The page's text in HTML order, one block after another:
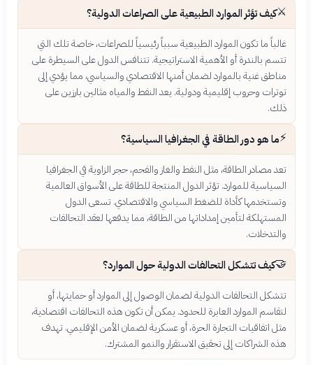
⚔️كيف تؤثر الموارد الطبيعية على الصراعات الدولية؟
غالباً ما تكون الموارد الطبيعية سبباً رئيسياً للصراعات، خاصة تلك التي
تتسم بالندرة أو الأهمية الاستراتيجية. تتنافس الدول على السيطرة على
مناطق غنية بالموارد لضمان أمنها الاقتصادي والسياسي، مما يؤدي إلى
توترات وحروب إقليمية ودولية. يعد النفط والمياه مثالين بارزين على
ذلك.
⚡ما هو دور الطاقة في الجغرافيا السياسية؟
تعد مصادر الطاقة، مثل النفط والغاز والفحم، حجر الزاوية في الجغرافيا
السياسية للموارد. تؤثر الدول المنتجة للطاقة على الأسواق العالمية
وتستخدمها كأداة للضغط السياسي والاقتصادي. تسعى الدول
المستهلكة لتأمين إمداداتها من الطاقة، مما يدفعها لعقد التحالفات
والتدخلات.
🤝كيف تتشكل التحالفات الدولية حول الموارد؟
تتشكل التحالفات الدولية لضمان الوصول إلى الموارد أو حمايتها، أو
لتقاسم الموارد العابرة للحدود. يمكن أن تكون هذه التحالفات اقتصادية،
مثل اتفاقيات التجارة الحرة، أو عسكرية لضمان الأمن الإقليمي. تهدف
هذه الشراكات إلى تحقيق الاستقرار والنمو المشترك.